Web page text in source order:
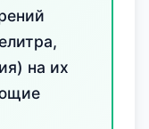
на их